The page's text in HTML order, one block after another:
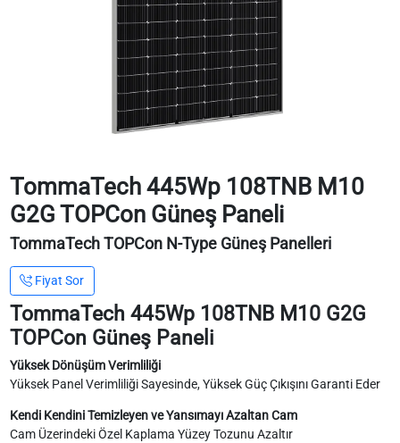
TommaTech 445Wp 108TNB M10
G2G TOPCon Güneş Paneli
TommaTech TOPCon N-Type Güneş Panelleri
Fiyat Sor
TommaTech 445Wp 108TNB M10 G2G
TOPCon Güneş Paneli
Yüksek Dönüşüm Verimliliği
Yüksek Panel Verimliliği Sayesinde, Yüksek Güç Çıkışını Garanti Eder
Kendi Kendini Temizleyen ve Yansımayı Azaltan Cam
Cam Üzerindeki Özel Kaplama Yüzey Tozunu Azaltır